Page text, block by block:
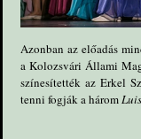
Azonban az előadás
a Kolozsvári Állami
színesítették az Erkel
tenni fogják a három